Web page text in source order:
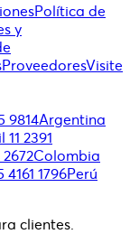
Política de
y
ProveedoresVisite
9814Argentina
11 2391
Colombia
1796Perú
clientes.